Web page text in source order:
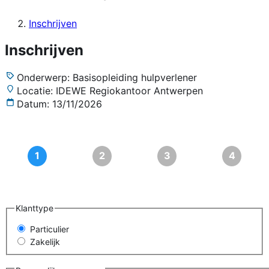
Inschrijven
Inschrijven
Onderwerp: Basisopleiding hulpverlener
Locatie: IDEWE Regiokantoor Antwerpen
Datum: 13/11/2026
Klanttype
Particulier
Zakelijk